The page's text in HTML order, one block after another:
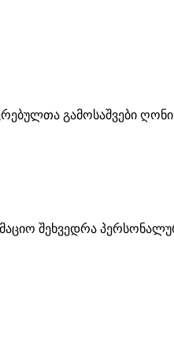
გამოსაშვები
შეხვედრა